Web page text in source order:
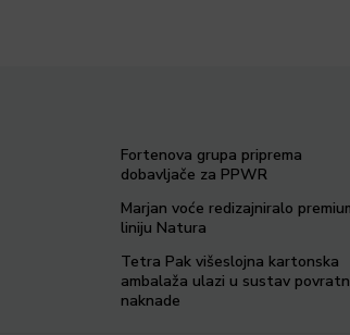
Fortenova grupa priprema
dobavljače za PPWR
Marjan voće redizajniralo
liniju Natura
Tetra Pak višeslojna kartonska
ambalaža ulazi u sustav
naknade